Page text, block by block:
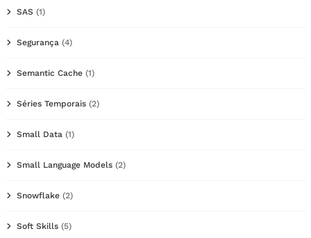
SAS (1)
Segurança (4)
Semantic Cache (1)
Séries Temporais (2)
Small Data (1)
Small Language Models (2)
Snowflake (2)
Soft Skills (5)